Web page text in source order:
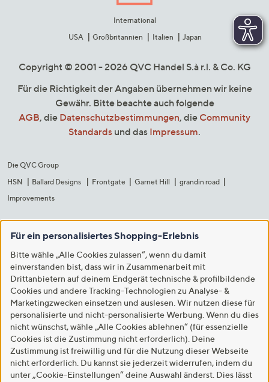
International
USA
Großbritannien Italien Japan
Copyright © 2001 - 2026 QVC Handel S.à r.l. & Co. KG
Für die Richtigkeit der Angaben übernehmen wir keine
Gewähr. Bitte beachte auch folgende
AGB, die Datenschutzbestimmungen, die Community
Standards und das Impressum.
Die QVC Group
HSN
Ballard Designs Frontgate Garnet Hill
grandin road
Improvements
Für ein personalisiertes Shopping-Erlebnis
Bitte wähle „Alle Cookies zulassen“, wenn du damit
einverstanden bist, dass wir in Zusammenarbeit mit
Drittanbietern auf deinem Endgerät technische & profilbildende
Cookies und andere Tracking-Technologien zu Analyse- &
Marketingzwecken einsetzen und auslesen. Wir nutzen diese für
personalisierte und nicht-personalisierte Werbung. Wenn du dies
nicht wünschst, wähle „Alle Cookies ablehnen“ (für essenzielle
Cookies ist die Zustimmung nicht erforderlich). Deine
Zustimmung ist freiwillig und für die Nutzung dieser Webseite
nicht erforderlich. Du kannst sie jederzeit widerrufen, indem du
unter „Cookie-Einstellungen“ deine Auswahl änderst. Dies lässt